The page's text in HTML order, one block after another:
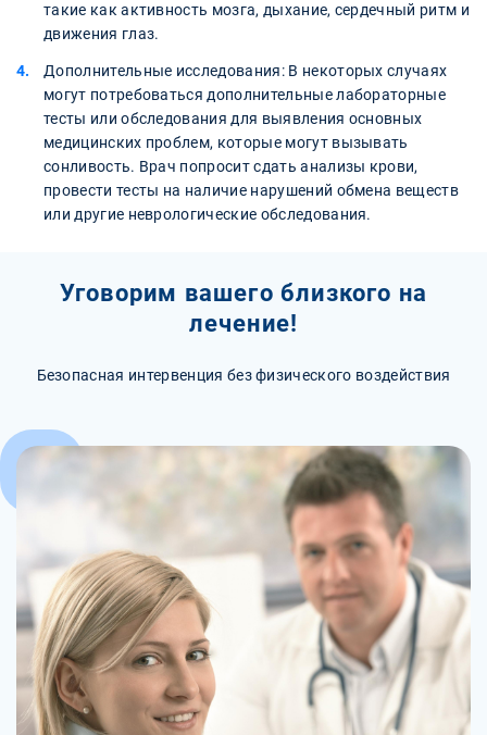
такие как активность мозга, дыхание, сердечный ритм и
движения глаз.
Дополнительные исследования: В некоторых случаях
могут потребоваться дополнительные лабораторные
тесты или обследования для выявления основных
медицинских проблем, которые могут вызывать
сонливость. Врач попросит сдать анализы крови,
провести тесты на наличие нарушений обмена веществ
или другие неврологические обследования.
Уговорим вашего близкого на
лечение!
Безопасная интервенция без физического воздействия